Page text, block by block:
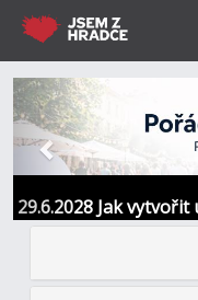
29.6.2028 Jak
Předchozí